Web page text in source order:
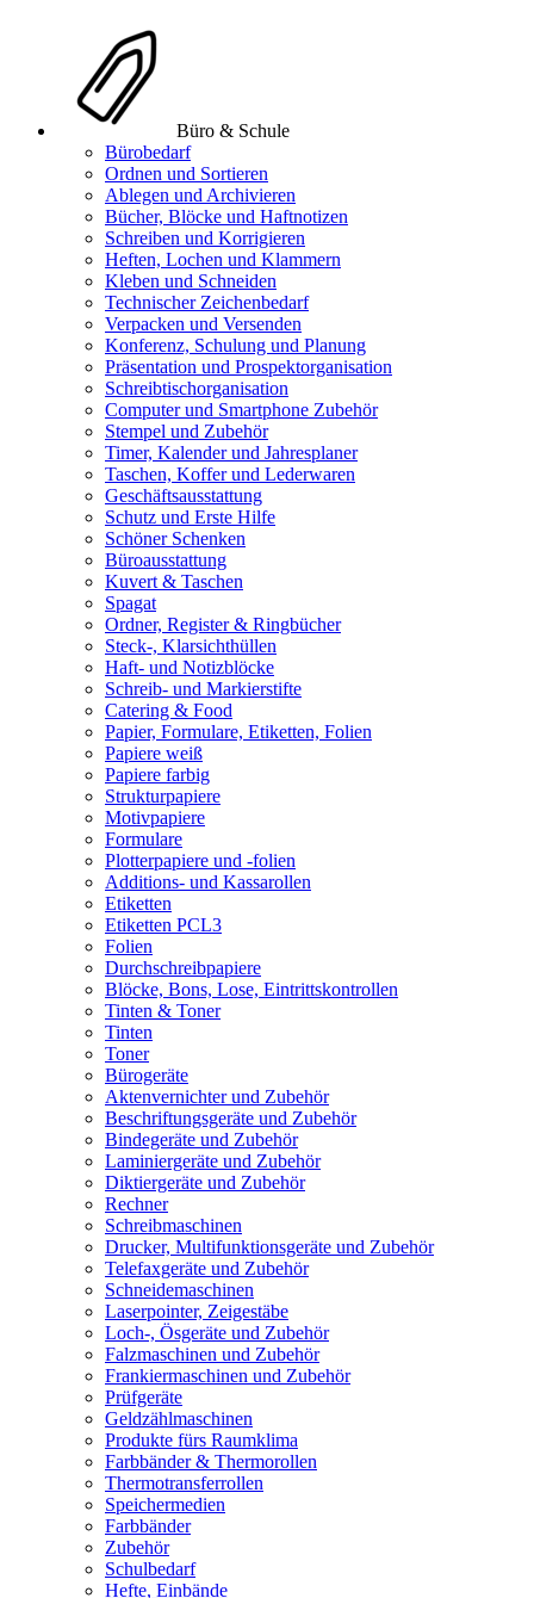
Büro & Schule
Bürobedarf
Ordnen und Sortieren
Ablegen und Archivieren
Bücher, Blöcke und Haftnotizen
Schreiben und Korrigieren
Heften, Lochen und Klammern
Kleben und Schneiden
Technischer Zeichenbedarf
Verpacken und Versenden
Konferenz, Schulung und Planung
Präsentation und Prospektorganisation
Schreibtischorganisation
Computer und Smartphone Zubehör
Stempel und Zubehör
Timer, Kalender und Jahresplaner
Taschen, Koffer und Lederwaren
Geschäftsausstattung
Schutz und Erste Hilfe
Schöner Schenken
Büroausstattung
Kuvert & Taschen
Spagat
Ordner, Register & Ringbücher
Steck-, Klarsichthüllen
Haft- und Notizblöcke
Schreib- und Markierstifte
Catering & Food
Papier, Formulare, Etiketten, Folien
Papiere weiß
Papiere farbig
Strukturpapiere
Motivpapiere
Formulare
Plotterpapiere und -folien
Additions- und Kassarollen
Etiketten
Etiketten PCL3
Folien
Durchschreibpapiere
Blöcke, Bons, Lose, Eintrittskontrollen
Tinten & Toner
Tinten
Toner
Bürogeräte
Aktenvernichter und Zubehör
Beschriftungsgeräte und Zubehör
Bindegeräte und Zubehör
Laminiergeräte und Zubehör
Diktiergeräte und Zubehör
Rechner
Schreibmaschinen
Drucker, Multifunktionsgeräte und Zubehör
Telefaxgeräte und Zubehör
Schneidemaschinen
Laserpointer, Zeigestäbe
Loch-, Ösgeräte und Zubehör
Falzmaschinen und Zubehör
Frankiermaschinen und Zubehör
Prüfgeräte
Geldzählmaschinen
Produkte fürs Raumklima
Farbbänder & Thermorollen
Thermotransferrollen
Speichermedien
Farbbänder
Zubehör
Schulbedarf
Hefte, Einbände